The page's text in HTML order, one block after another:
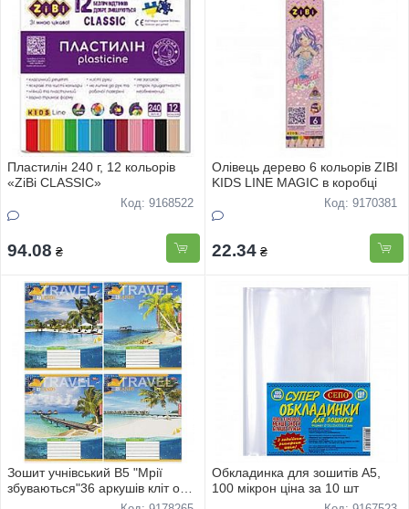
Пластилін 240 г, 12 кольорів
«ZiBi CLASSIC»
Код: 9168522
94.08 ₴
Олівець дерево 6 кольорів ZIBI
KIDS LINE MAGIC в коробці
Код: 9170381
22.34 ₴
Зошит учнівський В5 "Мрії
збуваються"36 аркушів кліт офс
"Природа" 3751 16шт
Обкладинка для зошитів А5,
100 мікрон ціна за 10 шт